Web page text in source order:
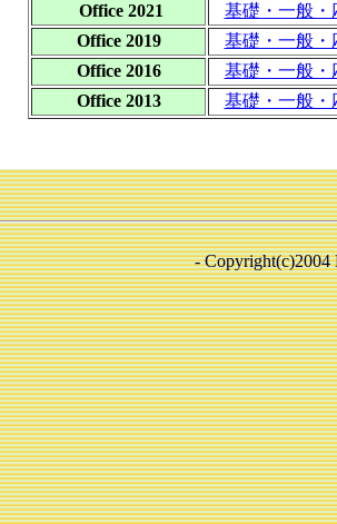
Office 2021
基礎・一般・
Office 2019
基礎・一般・
Office 2016
基礎・一般・
Office 2013
基礎・一般・
- Copyright(c)2004